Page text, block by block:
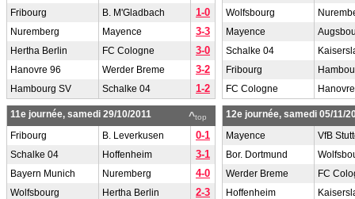
Fribourg B. M'Gladbach 1-0
Nuremberg Mayence 3-3
Hertha Berlin FC Cologne 3-0
Hanovre 96 Werder Breme 3-2
Hambourg SV Schalke 04 1-2
Wolfsbourg
Mayence
Schalke 04
Fribourg
FC Cologne
^top
11e journée, samedi 29/10/2011
Fribourg
B. Leverkusen 0-1
Schalke 04 Hoffenheim 3-1
Bayern Munich Nuremberg 4-0
Wolfsbourg Hertha Berlin 2-3
12e journée, samedi 05/11/
Mayence
VfB
Bor. Dortmund
Werder Breme
FC
Hoffenheim